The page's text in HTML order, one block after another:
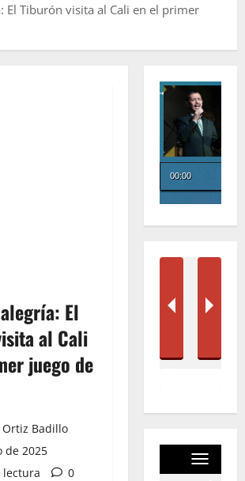
El Tiburón visita al Cali en el primer
El
al Cali
juego de
Ortiz Badillo
de 2025
lectura
0